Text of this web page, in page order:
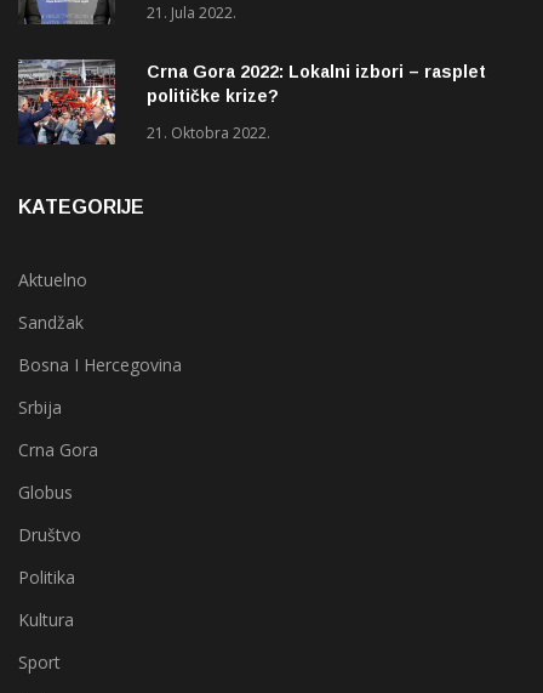
21. Jula 2022.
Crna Gora 2022: Lokalni izbori – rasplet
političke krize?
21. Oktobra 2022.
KATEGORIJE
Aktuelno
Sandžak
Bosna I Hercegovina
Srbija
Crna Gora
Globus
Društvo
Politika
Kultura
Sport